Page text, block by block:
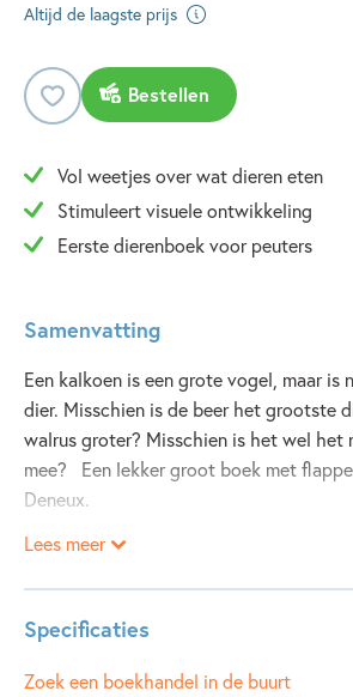
Altijd de laagste prijs
Bestellen
Vol weetjes over wat dieren eten
Stimuleert visuele ontwikkeling
Eerste dierenboek voor peuters
Samenvatting
Een kalkoen is een grote vogel, maar
dier. Misschien is de beer het grootste
walrus groter? Misschien is het wel het
mee? Een lekker groot boek met
Deneux.
Lees meer
Specificaties
ISBN: 9789002275944
Zoek een boekhandel in de buurt